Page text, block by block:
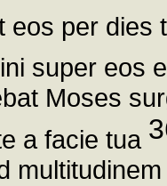
eos per
super eos
Moses
a facie tua